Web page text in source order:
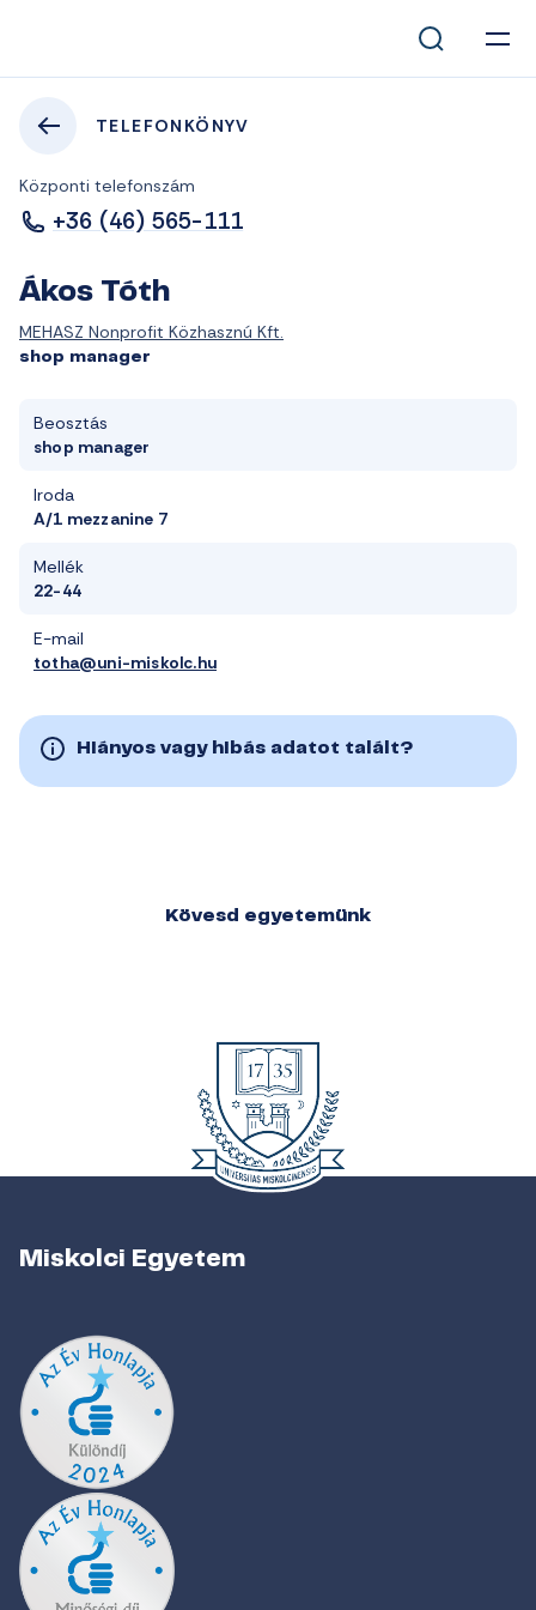
TELEFONKÖNYV
Központi telefonszám
+36 (46) 565-111
Ákos Tóth
MEHASZ Nonprofit Közhasznú Kft.
shop manager
Beosztás
shop manager
Iroda
A/1 mezzanine 7
Mellék
22-44
E-mail
totha@uni-miskolc.hu
Hiányos vagy hibás adatot talált?
Kövesd egyetemünk
Miskolci Egyetem